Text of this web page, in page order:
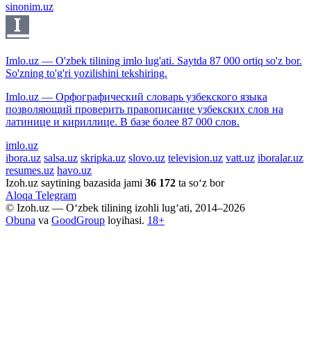
sinonim.uz
Imlo.uz — O'zbek tilining imlo lug'ati. Saytda 87 000 ortiq so'z bor.
So'zning to'g'ri yozilishini tekshiring.
Imlo.uz — Орфографический словарь узбекского языка
позволяющий проверить правописание узбекских слов на
латинице и кириллице. В базе более 87 000 слов.
imlo.uz
ibora.uz salsa.uz skripka.uz slovo.uz television.uz vatt.uz iboralar.uz
resumes.uz havo.uz
Izoh.uz saytining bazasida jami 36 172 ta so‘z bor
Aloqa Telegram
© Izoh.uz — O‘zbek tilining izohli lug‘ati, 2014–2026
Obuna va GoodGroup loyihasi. 18+